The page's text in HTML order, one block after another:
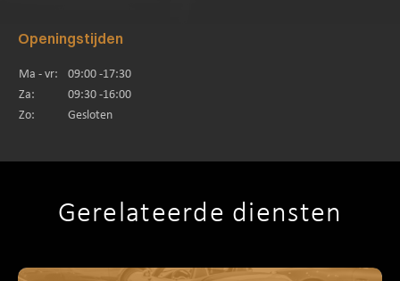
Openingstijden
Ma - vr:
09:00 -17:30
Za:
09:30 -16:00
Zo:
Gesloten
Gerelateerde diensten